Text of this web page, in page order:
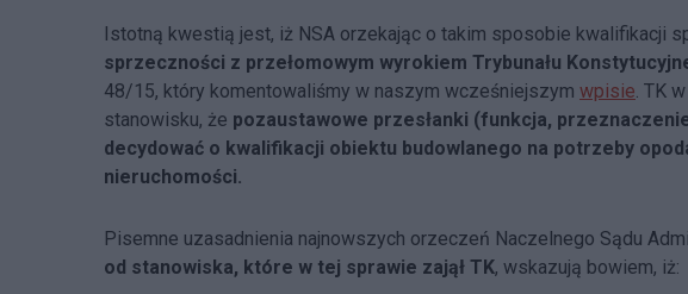
Istotną kwestią jest, iż NSA orzekając o takim sposobie kwalifikacji
sprzeczności z przełomowym wyrokiem Trybunału
48/15, który komentowaliśmy w naszym wcześniejszym wpisie. TK
stanowisku, że pozaustawowe przesłanki (funkcja,
decydować o kwalifikacji obiektu budowlanego na potrzeby
nieruchomości.
Pisemne uzasadnienia najnowszych orzeczeń Naczelnego Sądu
od stanowiska, które w tej sprawie zajął TK, wskazują bowiem, iż: